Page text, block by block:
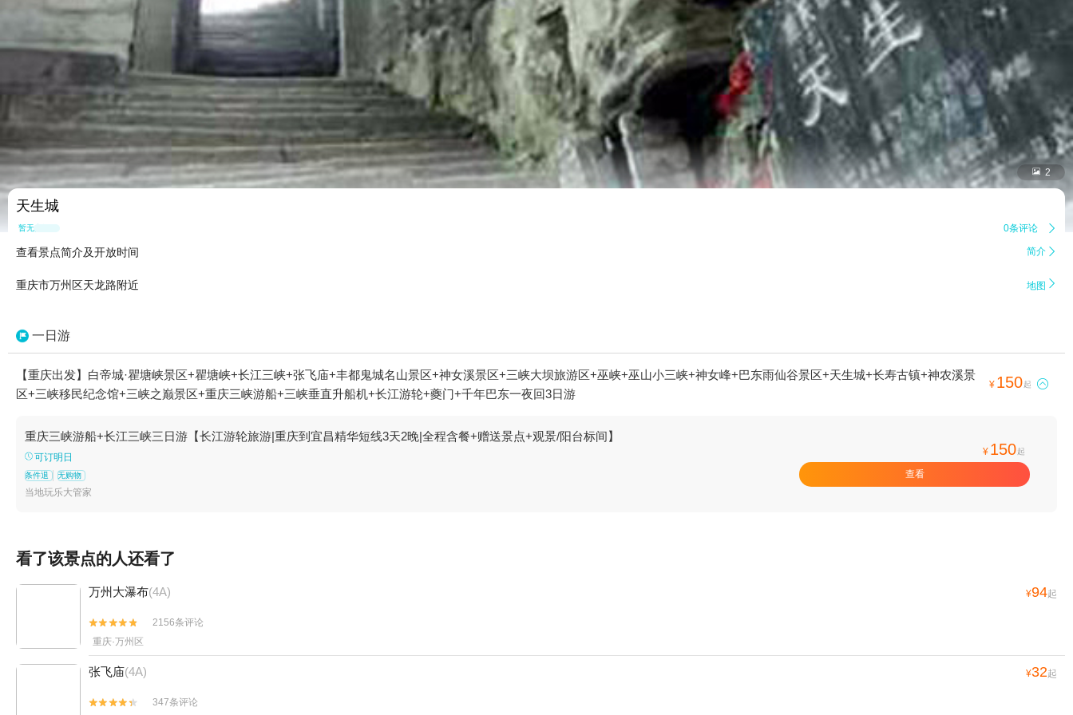
 2
天生城
暂无点评 0条评论 
查看景点简介及开放时间 简介 
重庆市万州区天龙路附近 地图 
一日游
【重庆出发】白帝城·瞿塘峡景区+瞿塘峡+长江三峡+张飞庙+丰都鬼城名山景区+神女溪景区+三峡大坝旅游区+巫峡+巫山小三峡+神女峰+巴东雨仙谷景区+天生城+长寿古镇+神农溪景
区+三峡移民纪念馆+三峡之巅景区+重庆三峡游船+三峡垂直升船机+长江游轮+夔门+千年巴东一夜回3日游
¥ 150起 
重庆三峡游船+长江三峡三日游【长江游轮旅游|重庆到宜昌精华短线3天2晚|全程含餐+赠送景点+观景/阳台标间】
可订明日
条件退 无购物
当地玩乐大管家
¥ 150起
查看
看了该景点的人还看了
万州大瀑布(4A) ¥94起


2156条评论
重庆·万州区
张飞庙(4A) ¥32起

 347条评论